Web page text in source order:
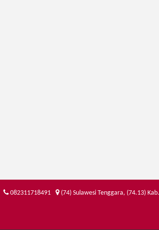
082311718491 (74) Sulawesi Tenggara, (74.13)